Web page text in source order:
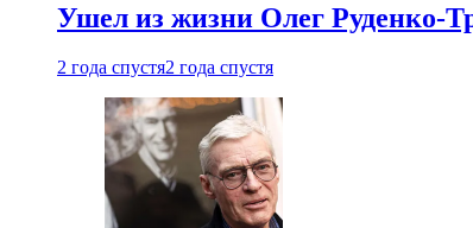
Ушел из жизни Олег Руденко-
2 года спустя2 года спустя